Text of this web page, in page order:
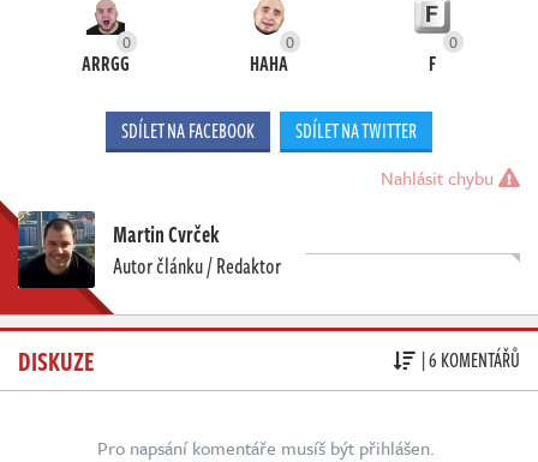
0
ARRGG
0
HAHA
0
F
SDÍLET NA FACEBOOK SDÍLET NA TWITTER
Nahlásit chybu
Martin Cvrček
Autor článku / Redaktor
DISKUZE | 6 KOMENTÁŘŮ
Pro napsání komentáře musíš být přihlášen.